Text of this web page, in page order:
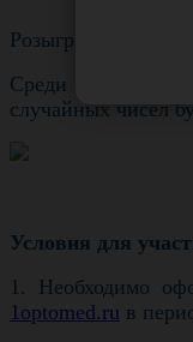
Розыгрыш
Среди
случайных чисел
Условия для
1. Необходимо
1optomed.ru в